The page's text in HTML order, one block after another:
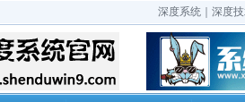
深度系统｜深度